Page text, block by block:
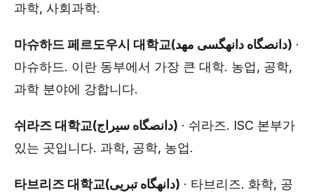
과학, 사회과학.
마슈하드 페르도우시 대학교(دانصگاه دانهگسی مهد) ·
마슈하드. 이란 동부에서 가장 큰 대학. 농업, 공학,
과학 분야에 강합니다.
쉬라즈 대학교(دانصگاه سیراج) · 쉬라즈. ISC 본부가
있는 곳입니다. 과학, 공학, 농업.
타브리즈 대학교(دانهگاه تبریی) · 타브리즈. 화학, 공